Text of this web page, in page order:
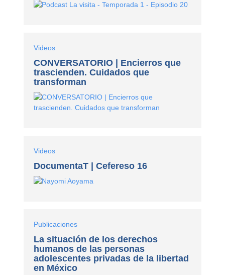
Videos
CONVERSATORIO | Encierros que
trascienden. Cuidados que
transforman
Videos
DocumentaT | Cefereso 16
Publicaciones
La situación de los derechos
humanos de las personas
adolescentes privadas de la libertad
en México